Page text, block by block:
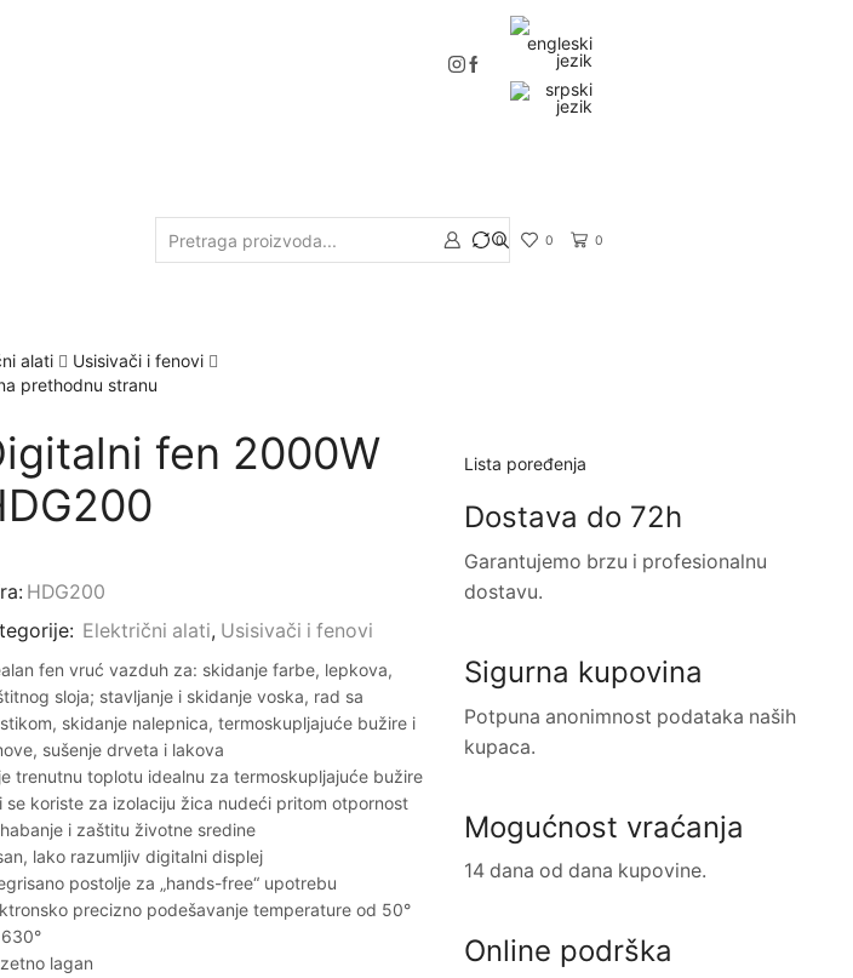
Search
0 0 0
alati
Usisivači i fenovi
prethodnu stranu
fen 2000W
HDG200
Električni alati, Usisivači i fenovi
fen vruć vazduh za: skidanje farbe, lepkova,
sloja; stavljanje i skidanje voska, rad sa
skidanje nalepnica, termoskupljajuće bužire i
sušenje drveta i lakova
trenutnu toplotu idealnu za termoskupljajuće bužire
se koriste za izolaciju žica nudeći pritom otpornost
i zaštitu životne sredine
lako razumljiv digitalni displej
postolje za „hands-free“ upotrebu
precizno podešavanje temperature od 50°
lagan
Lista poređenja
Dostava do 72h
Garantujemo brzu i profesionalnu
dostavu.
Sigurna kupovina
Potpuna anonimnost podataka naših
kupaca.
Mogućnost vraćanja
14 dana od dana kupovine.
Online podrška